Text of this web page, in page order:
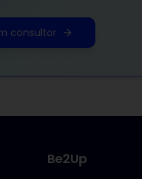
consultor
Be2Up